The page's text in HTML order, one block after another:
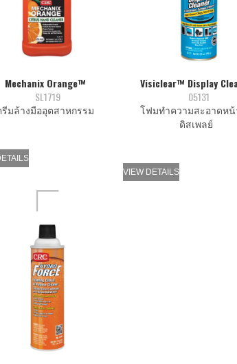
Mechanix Orange™
SL1719
มล้างมืออุตสาหกรรม
Visiclear™ Display
05131
โฟมทำความสะอาดหน้
ดิสเพลย์
VIEW DETAILS